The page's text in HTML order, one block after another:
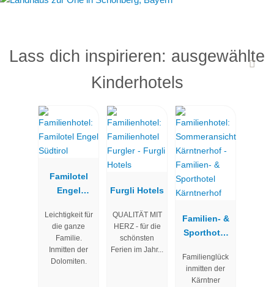
Lass dich inspirieren: ausgewählte
Kinderhotels
Familotel
Engel
Leichtigkeit für
die ganze
Familie.
Inmitten der
Dolomiten.
Furgli Hotels
QUALITÄT MIT
HERZ - für die
schönsten
Ferien im Jahr...
Familien- &
Sporthotel
Familienglück
inmitten der
Kärntner